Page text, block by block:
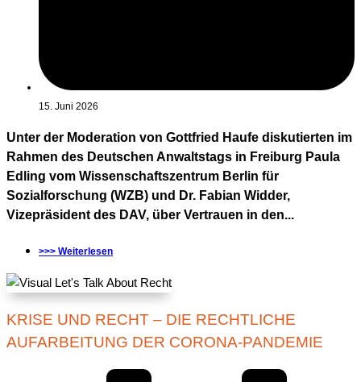
15. Juni 2026
Unter der Moderation von Gottfried Haufe diskutierten im
Rahmen des Deutschen Anwaltstags in Freiburg Paula
Edling vom Wissenschaftszentrum Berlin für
Sozialforschung (WZB) und Dr. Fabian Widder,
Vizepräsident des DAV, über Vertrauen in den...
>>> Weiterlesen
KRISE UND RECHT – DIE RECHTLICHE
AUFARBEITUNG DER CORONA-PANDEMIE